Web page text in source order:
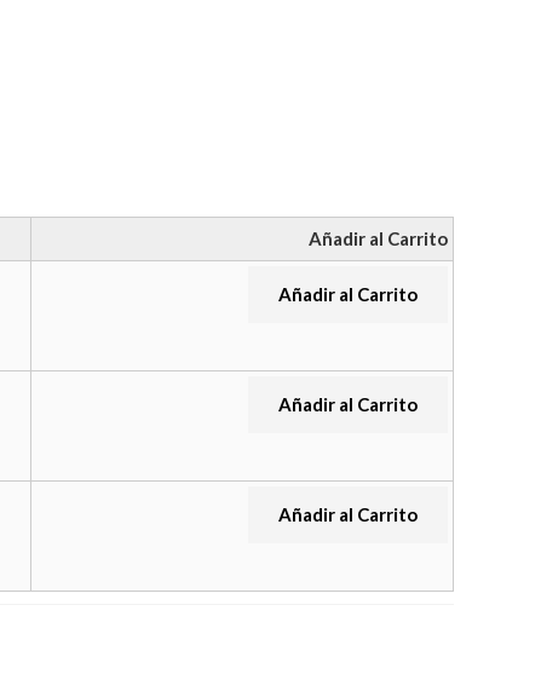
Añadir al Carrito
Añadir al Carrito
Añadir al Carrito
Añadir al Carrito